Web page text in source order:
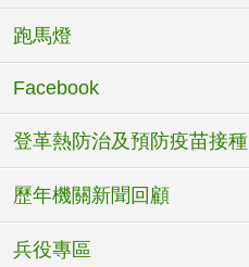
跑馬燈
Facebook
登革熱防治及預防疫苗接種
歷年機關新聞回顧
兵役專區